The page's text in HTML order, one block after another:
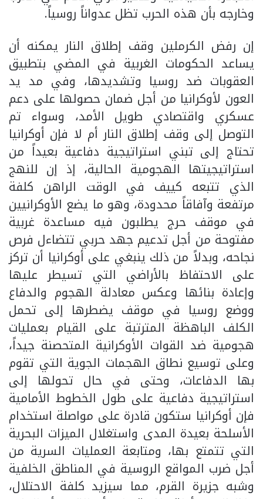
وخارجه بأن هذه الحرب تظل عدواناً روسياً.
إن رفض الكرملين وقف إطلاق النار يمكنه أن
يساعد الحكومات الغربية في المضي بتطبيق
العقوبات ضد روسيا وتشديدها، وفي مد يد
العون لأوكرانيا من أجل ضمان حصولها على دعم
عسكري واقتصادي طويل الأمد، وسواء تم
التوصل إلى وقف إطلاق النار أم لا فإن أوكرانيا
تحتاج إلى تبني استراتيجية دفاعية بعيداً من
استراتيجيتها الهجومية الحالية، إذ إن للنهج
الذي تتبعه كييف في الوقت الراهن كلفة
مرتفعة وآفاقاً محدودة، وهو ما يضع الأوكرانيين
في موقف حرج يطلبون فيه مساعدة غربية
مفتوحة من أجل تدعيم جهد حربي تتضاءل فرص
نجاحه، وبدلاً من ذلك ينبغي على أوكرانيا أن تركز
على الاحتفاظ بالأراضي التي تسيطر عليها
وإعادة بنائها وعكس معادلة الهجوم والدفاع
ووضع روسيا في موقف يضطرها إلى تحمل
الكلف الباهظة المترتبة على القيام بعمليات
هجومية ضد القوات الأوكرانية المتحصنة جيداً،
وعلى توسيع نطاق الهجمات الجوية التي تقوم
بها الدفاعات، وحتى في حال تحولها إلى
استراتيجية دفاعية على طول الخطوط الأمامية
فإن أوكرانيا ستكون قادرة على مواصلة استخدام
الأسلحة بعيدة المدى واستغلال الميزات البحرية
التي تتمتع بها، ومتابعة العمليات السرية من
أجل ضرب المواقع الروسية في المناطق الخلفية
وشبه جزيرة القرم، مما سيزيد كلفة الاحتلال،